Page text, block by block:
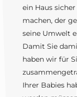
ein Haus
machen, der
seine Umwelt
Damit Sie
haben wir für
Ihrer Babies